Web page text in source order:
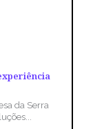
da Serra